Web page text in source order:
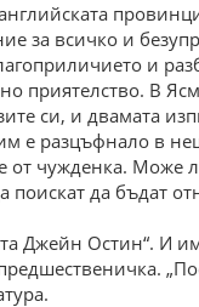
за всичко и
и
приятелство. В
си, и двамата
е разцъфнало в
чужденка. Може
поискат да бъдат
Джейн Остин“. И